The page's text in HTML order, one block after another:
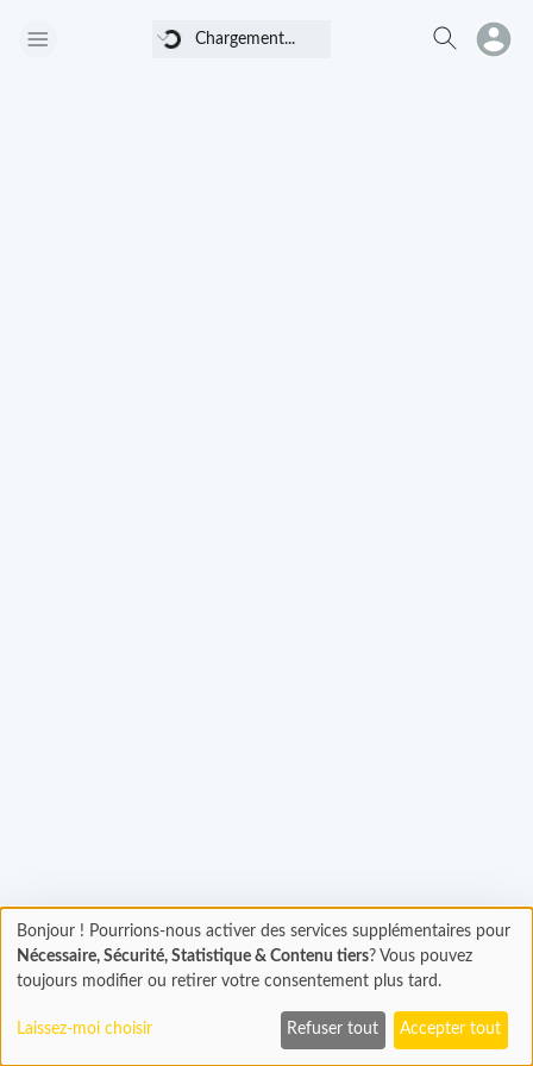
Chargement... Chargement...
Chargement
En cours...
Bonjour ! Pourrions-nous activer des services supplémentaires pour
Nécessaire, Sécurité, Statistique & Contenu tiers? Vous pouvez
toujours modifier ou retirer votre consentement plus tard.
Laissez-moi choisir Refuser tout Accepter tout